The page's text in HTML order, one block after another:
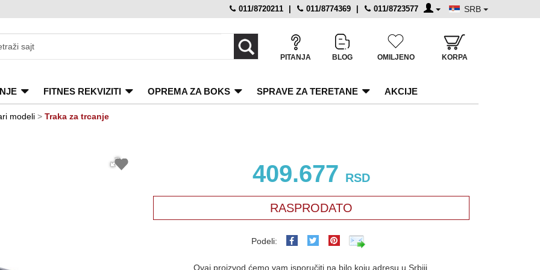
011/8720211 | 011/8774369 | 011/8723577 SRB
PITANJA BLOG OMILJENO KORPA
FITNES REKVIZITI OPREMA ZA BOKS SPRAVE ZA TERETANE AKCIJE
modeli > Traka za trcanje
409.677 RSD
RASPRODATO
Podeli:
Ovaj proizvod ćemo vam isporučiti na bilo koju adresu u Srbiji.